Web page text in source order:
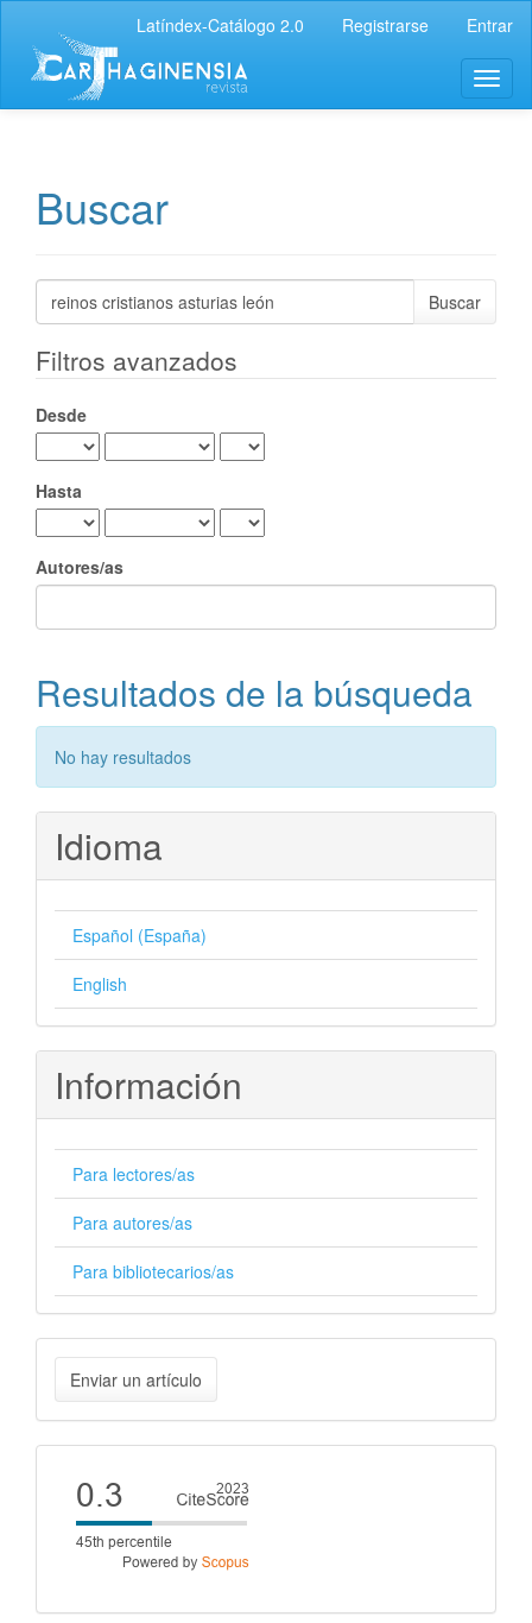
principal
Contenido
principal
Barra
Latíndex-Catálogo 2.0 Registrarse Entrar
Buscar
Buscar
artículos
Filtros avanzados
Desde
Hasta
Autores/as
Resultados de la búsqueda
No hay resultados
Idioma
Español (España)
English
Información
Para lectores/as
Para autores/as
Para bibliotecarios/as
Enviar
un
artículo
Enviar un artículo
Cite
score